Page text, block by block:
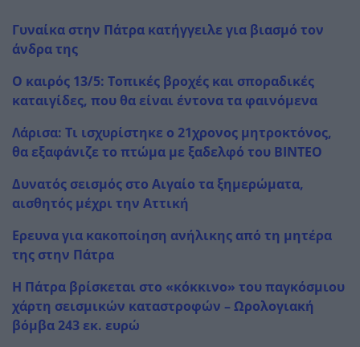
Γυναίκα στην Πάτρα κατήγγειλε για βιασμό τον
άνδρα της
Ο καιρός 13/5: Τοπικές βροχές και σποραδικές
καταιγίδες, που θα είναι έντονα τα φαινόμενα
Λάρισα: Τι ισχυρίστηκε ο 21χρονος μητροκτόνος,
θα εξαφάνιζε το πτώμα με ξαδελφό του ΒΙΝΤΕΟ
Δυνατός σεισμός στο Αιγαίο τα ξημερώματα,
αισθητός μέχρι την Αττική
Ερευνα για κακοποίηση ανήλικης από τη μητέρα
της στην Πάτρα
Η Πάτρα βρίσκεται στο «κόκκινο» του παγκόσμιου
χάρτη σεισμικών καταστροφών – Ωρολογιακή
βόμβα 243 εκ. ευρώ